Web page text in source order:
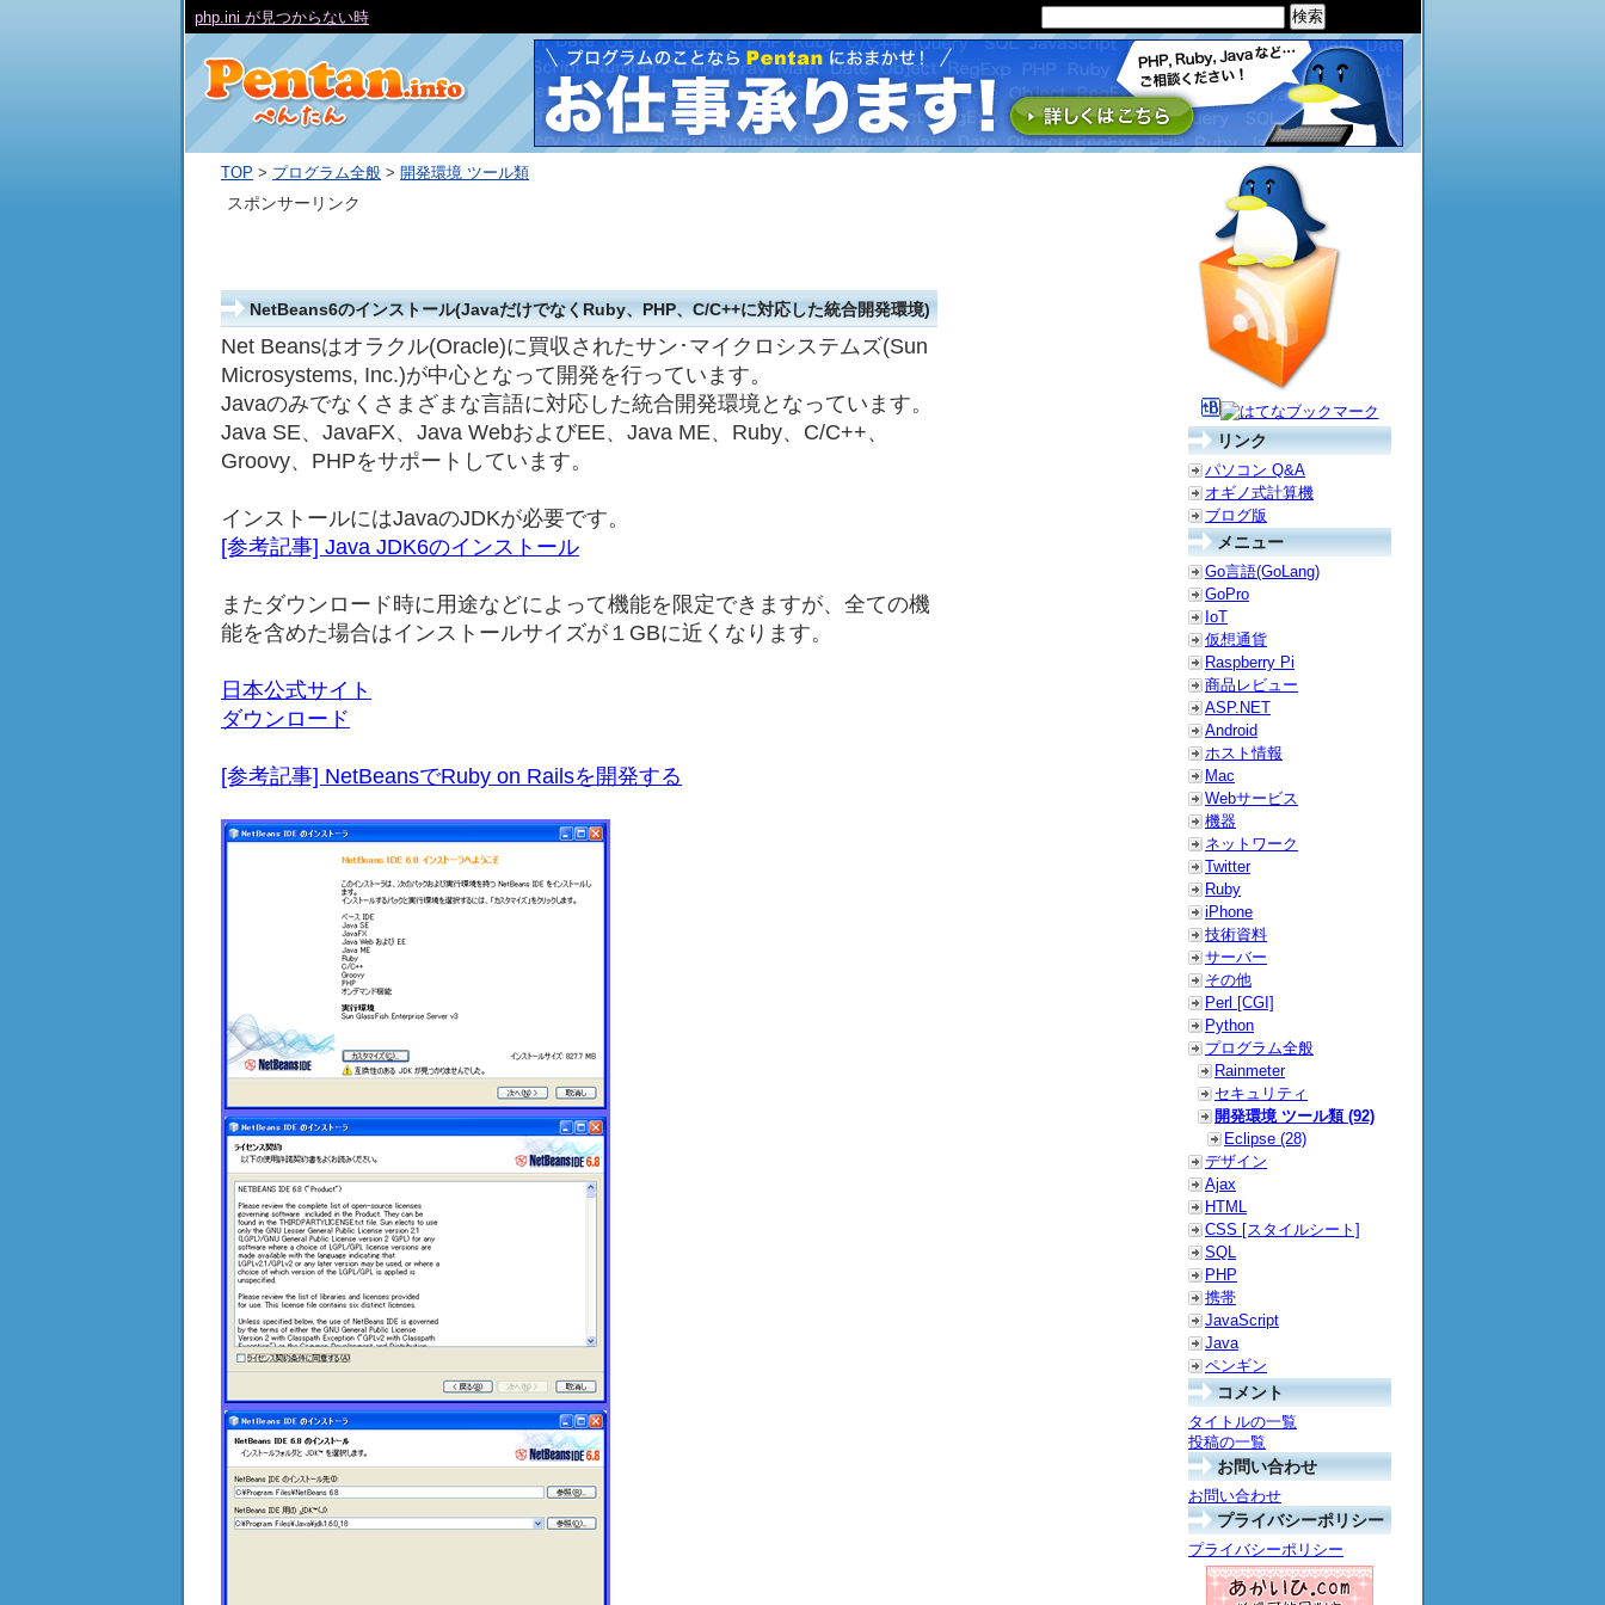
TOP > プログラム全般 > 開発環境 ツール類
NetBeans6のインストール(JavaだけでなくRuby、PHP、C/C++に対応した統合開発環境)
Net Beansはオラクル(Oracle)に買収されたサン･マイクロシステムズ(Sun
Microsystems, Inc.)が中心となって開発を行っています。
Javaのみでなくさまざまな言語に対応した統合開発環境となっています。
Java SE、JavaFX、Java WebおよびEE、Java ME、Ruby、C/C++、
Groovy、PHPをサポートしています。
インストールにはJavaのJDKが必要です。
[参考記事] Java JDK6のインストール
またダウンロード時に用途などによって機能を限定できますが、全ての機
能を含めた場合はインストールサイズが１GBに近くなります。
日本公式サイト
ダウンロード
[参考記事] NetBeansでRuby on Railsを開発する
スポンサーリンク
リンク
パソコン Q&A
オギノ式計算機
ブログ版
メニュー
Go言語(GoLang)
GoPro
IoT
仮想通貨
Raspberry Pi
商品レビュー
ASP.NET
Android
ホスト情報
Mac
Webサービス
機器
ネットワーク
Twitter
Ruby
iPhone
技術資料
サーバー
その他
Perl [CGI]
Python
プログラム全般
Rainmeter
セキュリティ
開発環境 ツール類 (92)
Eclipse (28)
デザイン
Ajax
HTML
CSS [スタイルシート]
SQL
PHP
携帯
JavaScript
Java
ペンギン
コメント
タイトルの一覧
投稿の一覧
お問い合わせ
お問い合わせ
プライバシーポリシー
プライバシーポリシー
php.ini が見つからない時